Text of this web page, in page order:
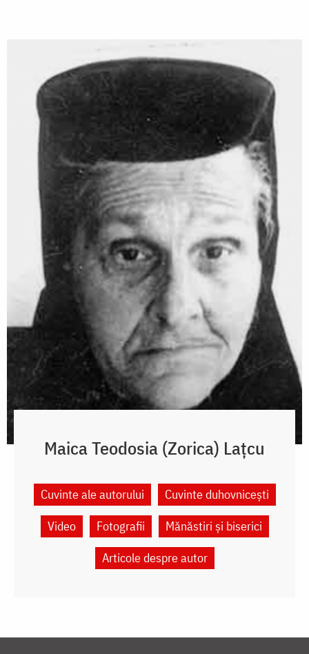
Maica Teodosia (Zorica) Lațcu
Cuvinte ale autorului
Cuvinte duhovnicești
Video
Fotografii
Mănăstiri și biserici
Articole despre autor